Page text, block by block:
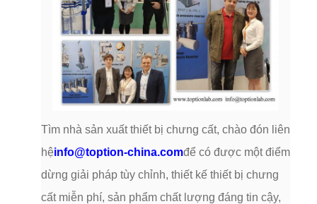
Tìm nhà sản xuất thiết bị chưng cất, chào đón liên
hệinfo@toption-china.comđể có được một điểm
dừng giải pháp tùy chỉnh, thiết kế thiết bị chưng
cất miễn phí, sản phẩm chất lượng đáng tin cậy,